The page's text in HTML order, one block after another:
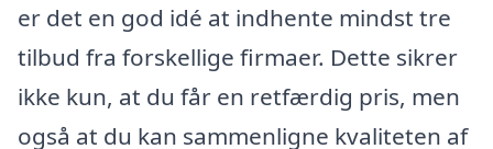
er det en god idé at indhente mindst tre
tilbud fra forskellige firmaer. Dette sikrer
ikke kun, at du får en retfærdig pris, men
også at du kan sammenligne kvaliteten af